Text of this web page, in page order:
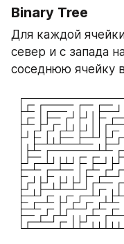
Binary Tree
Для каждой
север и с запада
соседнюю ячейку